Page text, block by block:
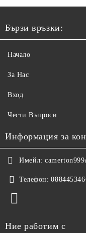
Бързи връзки:
Начало
За Нас
Вход
Чести Въпроси
Информация за
Имейл:
Телефон:
Ние работим с